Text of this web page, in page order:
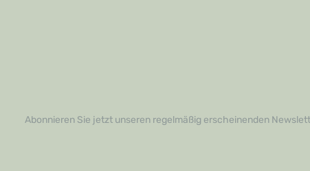
Abonnieren Sie jetzt unseren regelmäßig erscheinenden